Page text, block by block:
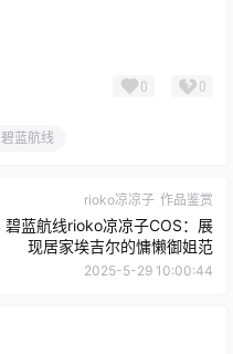
0 0
碧蓝航线
rioko凉凉子 作品鉴赏
碧蓝航线rioko凉凉子COS：展
现居家埃吉尔的慵懒御姐范
2025-5-29 10:00:44